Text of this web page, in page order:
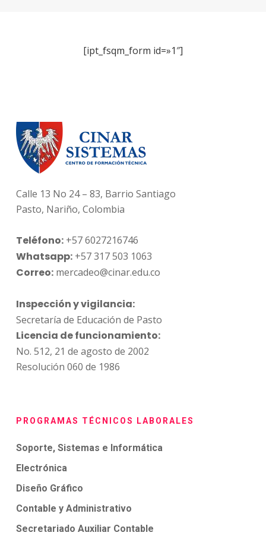
[ipt_fsqm_form id=»1″]
Calle 13 No 24 – 83, Barrio Santiago
Pasto, Nariño, Colombia
Teléfono:+57 6027216746
Whatsapp:+57 317 503 1063
Correo:mercadeo@cinar.edu.co
Inspección y vigilancia:
Secretaría de Educación de Pasto
Licencia de funcionamiento:
No. 512, 21 de agosto de 2002
Resolución 060 de 1986
PROGRAMAS TÉCNICOS LABORALES
Soporte, Sistemas e Informática
Electrónica
Diseño Gráfico
Contable y Administrativo
Secretariado Auxiliar Contable